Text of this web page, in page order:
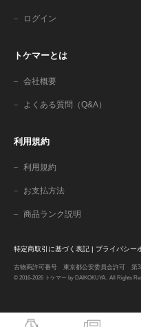
ログイン
トケマーとは
会社概要
よくある質問（Q&A）
利用規約
利用規約
お支払方法
商品ランク説明
特定商取引に基づく表記 | プライバシー
古物商許可番号 東京都公安委員会許可 第
© 2016-2026 トケマー by DAIKOKUYA. All Rights